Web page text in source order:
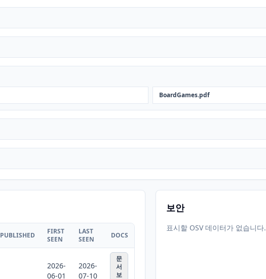
BoardGames.pdf
PUBLISHED
FIRST
SEEN
LAST
SEEN
DOCS
2026-
06-01
2026-
07-10
문
서
보
보안
표시할 OSV 데이터가 없습니다.